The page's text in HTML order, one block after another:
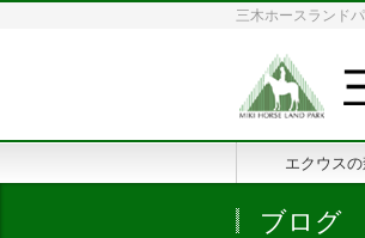
三木ホースランド
エクウスの
ブログ